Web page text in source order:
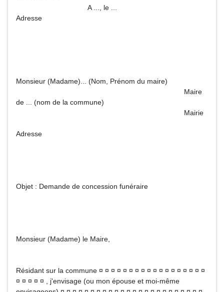
A ..., le ...
Adresse
Monsieur (Madame)... (Nom, Prénom du maire)
Maire
de ... (nom de la commune)
Mairie
Adresse
Objet : Demande de concession funéraire
Monsieur (Madame) le Maire,
Résidant sur la commune ¤ ¤ ¤ ¤ ¤ ¤ ¤ ¤ ¤ ¤ ¤ ¤ ¤ ¤ ¤ ¤ ¤ ¤
¤ ¤ ¤ ¤ ¤ , j'envisage (ou mon épouse et moi-même